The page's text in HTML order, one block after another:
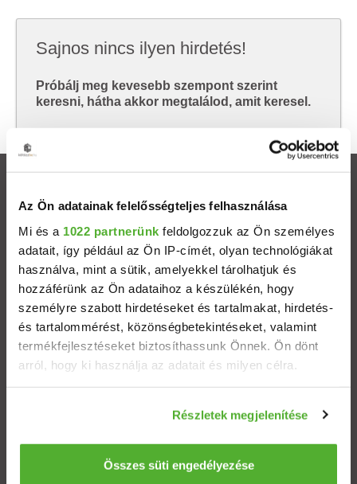
Az Ön adatainak felelősségteljes felhasználása
Mi és a 1022 partnerünk feldolgozzuk az Ön személyes
adatait, így például az Ön IP-címét, olyan technológiákat
használva, mint a sütik, amelyekkel tárolhatjuk és
hozzáférünk az Ön adataihoz a készülékén, hogy
személyre szabott hirdetéseket és tartalmakat, hirdetés-
és tartalommérést, közönségbetekintéseket, valamint
termékfejlesztéseket biztosíthassunk Önnek. Ön dönt
arról, hogy ki használja az adatait és milyen célra.
Információgyűjtés az Ön földrajzi elhelyezkedéséről
pár méteres pontossággal
Az Ön készülékén beazonosítása annak konkrét
Részletek megjelenítése
Összes süti engedélyezése
Sajnos nincs ilyen hirdetés!
Próbálj meg kevesebb szempont szerint
keresni, hátha akkor megtalálod, amit keresel.
Eladó házak
Eladó lakások
Települések
Albérletek
Adatvédelem Etikai kódex